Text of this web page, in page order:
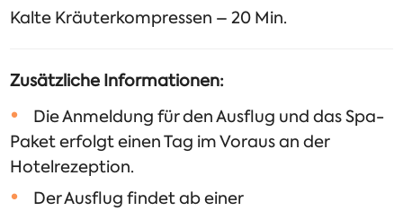
Kalte Kräuterkompressen – 20 Min.
Zusätzliche Informationen:
Die Anmeldung für den Ausflug und das Spa-
Paket erfolgt einen Tag im Voraus an der
Hotelrezeption.
Der Ausflug findet ab einer